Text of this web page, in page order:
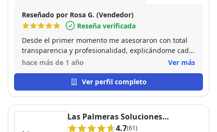
Reseñado por Rosa G. (Vendedor)
Reseña verificada
Desde el primer momento me asesoraron con total
transparencia y profesionalidad, explicándome cada
paso del proceso. Se encargaron de todo, desde la
que era lo que necesitaba... Olvidarme de todo.
Gracias!
hace más de 1 año Ver más
Ver perfil completo
Las Palmeras Soluciones
Inmobiliarias4.7(61)